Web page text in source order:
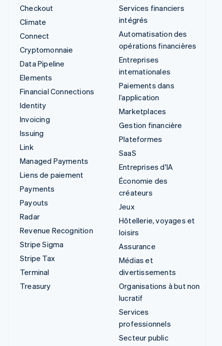
Checkout
Climate
Connect
Cryptomonnaie
Data Pipeline
Elements
Financial Connections
Identity
Invoicing
Issuing
Link
Managed Payments
Liens de paiement
Payments
Payouts
Radar
Revenue Recognition
Stripe Sigma
Stripe Tax
Terminal
Treasury
Services financiers
intégrés
Automatisation des
opérations financières
Entreprises
internationales
Paiements dans
l’application
Marketplaces
Gestion financière
Plateformes
SaaS
Entreprises d'IA
Économie des
créateurs
Jeux
Hôtellerie, voyages et
loisirs
Assurance
Médias et
divertissements
Organisations à but non
lucratif
Services
professionnels
Secteur public